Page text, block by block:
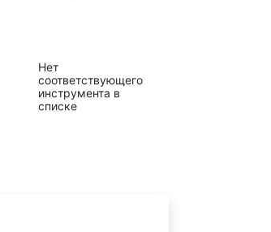
Нет
соответствующего
инструмента в
списке